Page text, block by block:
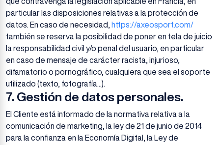
particular las disposiciones relativas a la protección de
datos. En caso de necesidad,
https://axeosport.com/
también se reserva la posibilidad de poner en tela de juicio
la responsabilidad civil y/o penal del usuario, en particular
en caso de mensaje de carácter racista, injurioso,
difamatorio o pornográfico, cualquiera que sea el soporte
utilizado (texto, fotografía...).
7. Gestión de datos personales.
El Cliente está informado de la normativa relativa a la
comunicación de marketing, la ley de 21 de junio de 2014
para la confianza en la Economía Digital, la Ley de